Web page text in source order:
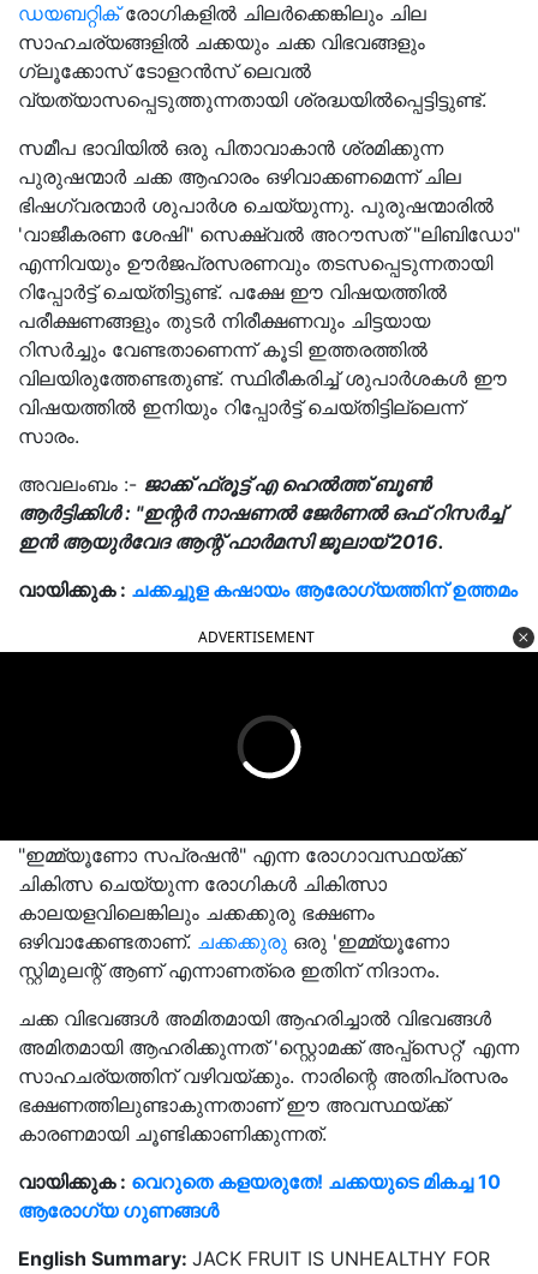
ഡയബറ്റിക്രോഗികളിൽ ചിലർക്കെങ്കിലും ചില
സാഹചര്യങ്ങളിൽ ചക്കയും ചക്ക വിഭവങ്ങളും
ഗ്ലൂക്കോസ് ടോളറൻസ് ലെവൽ
വ്യത്യാസപ്പെടുത്തുന്നതായി ശ്രദ്ധയിൽപ്പെട്ടിട്ടുണ്ട്.
സമീപ ഭാവിയിൽ ഒരു പിതാവാകാൻ ശ്രമിക്കുന്ന
പുരുഷന്മാർ ചക്ക ആഹാരം ഒഴിവാക്കണമെന്ന് ചില
ഭിഷഗ്വരന്മാർ ശുപാർശ ചെയ്യുന്നു. പുരുഷന്മാരിൽ
'വാജീകരണ ശേഷി" സെക്ഷ്വൽ അറൗസത് "ലിബിഡോ"
എന്നിവയും ഊർജപ്രസരണവും തടസപ്പെടുന്നതായി
റിപ്പോർട്ട് ചെയ്തിട്ടുണ്ട്. പക്ഷേ ഈ വിഷയത്തിൽ
പരീക്ഷണങ്ങളും തുടർ നിരീക്ഷണവും ചിട്ടയായ
റിസർച്ചും വേണ്ടതാണെന്ന് കൂടി ഇത്തരത്തിൽ
വിലയിരുത്തേണ്ടതുണ്ട്. സ്ഥിരീകരിച്ച് ശുപാർശകൾ ഈ
വിഷയത്തിൽ ഇനിയും റിപ്പോർട്ട് ചെയ്തിട്ടില്ലെന്ന്
സാരം.
അവലംബം :- ജാക്ക് ഫ്രൂട്ട് എ ഹെൽത്ത് ബൂൺ
ആർട്ടിക്കിൾ : "ഇന്റർ നാഷണൽ ജേർണൽ ഒഫ് റിസർച്ച്
ഇൻ ആയുർവേദ ആന്റ് ഫാർമസി ജൂലായ് 2016.
വായിക്കുക : ചക്കച്ചുള കഷായം ആരോഗ്യത്തിന് ഉത്തമം
ADVERTISEMENT
"ഇമ്മ്യൂണോ സപ്രഷൻ" എന്ന രോഗാവസ്ഥയ്ക്ക്
ചികിത്സ ചെയ്യുന്ന രോഗികൾ ചികിത്സാ
കാലയളവിലെങ്കിലും ചക്കക്കുരു ഭക്ഷണം
ഒഴിവാക്കേണ്ടതാണ്. ചക്കക്കുരു ഒരു 'ഇമ്മ്യൂണോ
സ്റ്റിമുലന്റ് ആണ് എന്നാണത്രെ ഇതിന് നിദാനം.
ചക്ക വിഭവങ്ങൾ അമിതമായി ആഹരിച്ചാൽ വിഭവങ്ങൾ
അമിതമായി ആഹരിക്കുന്നത് 'സ്റ്റൊമക്ക് അപ്പ്സെറ്റ്' എന്ന
സാഹചര്യത്തിന് വഴിവയ്ക്കും. നാരിന്റെ അതിപ്രസരം
ഭക്ഷണത്തിലുണ്ടാകുന്നതാണ് ഈ അവസ്ഥയ്ക്ക്
കാരണമായി ചൂണ്ടിക്കാണിക്കുന്നത്.
വായിക്കുക : വെറുതെ കളയരുതേ! ചക്കയുടെ മികച്ച 10
ആരോഗ്യ ഗുണങ്ങൾ
English Summary: JACK FRUIT IS UNHEALTHY FOR